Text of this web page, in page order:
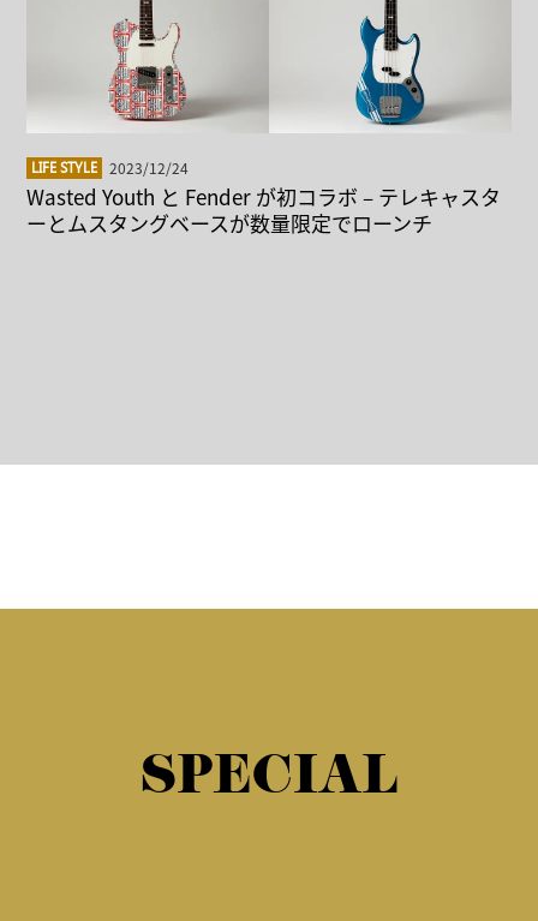
LIFE STYLE 2023/12/24
Wasted Youth と Fender が初コラボ – テレキャスタ
ーとムスタングベースが数量限定でローンチ
SPECIAL